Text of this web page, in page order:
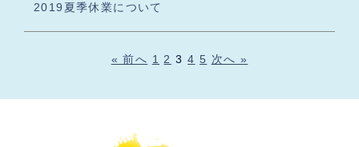
2019夏季休業について
« 前へ 1 2 3 4 5 次へ »